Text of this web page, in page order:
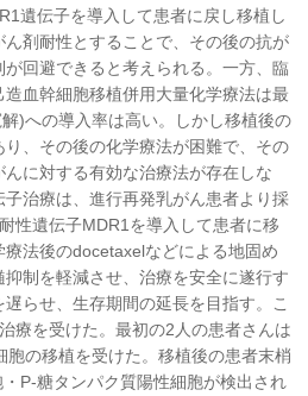
遺伝子を導入して患者に戻し移植し
剤耐性とすることで、その後の抗が
回避できると考えられる。一方、臨
血幹細胞移植併用大量化学療法は最
)への導入率は高い。しかし移植後の
、その後の化学療法が困難で、その
に対する有効な治療法が存在しな
治療は、進行再発乳がん患者より採
性遺伝子MDR1を導入して患者に移
法後のdocetaxelなどによる地固め
制を軽減させ、治療を安全に遂行す
らせ、生存期間の延長を目指す。こ
療を受けた。最初の2人の患者さんは
の移植を受けた。移植後の患者末梢
P-糖タンパク質陽性細胞が検出され